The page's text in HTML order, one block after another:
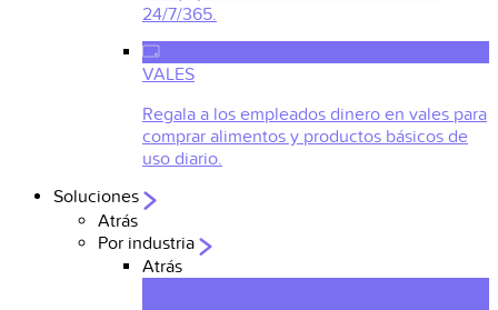
24/7/365.
VALES
Regala a los empleados dinero en vales para
comprar alimentos y productos básicos de
uso diario.
Soluciones
Atrás
Por industria
Atrás